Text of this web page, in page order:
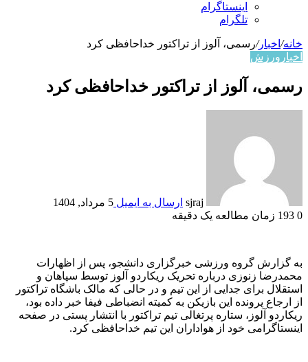
اینستاگرام
تلگرام
خانه/ اخبار/رسمی، آلوز از تراکتور خداحافظی کرد
اخبار ورزش
رسمی، آلوز از تراکتور خداحافظی کرد
sjraj ارسال به ایمیل 5 مرداد, 1404
0
زمان مطالعه یک دقیقه
به گزارش گروه ورزشی خبرگزاری دانشجو، پس از اظهارات
محمدرضا زنوزی درباره تحریک ریکاردو آلوز توسط سپاهان و
استقلال برای جدایی از این تیم و در حالی که مالک باشگاه تراکتور
از ارجاع پرونده این بازیکن به کمیته انضباطی فیفا خبر داده بود،
ریکاردو آلوز، ستاره پرتغالی تیم تراکتور با انتشار پستی در صفحه
اینستاگرامی خود از هواداران این تیم خداحافظی کرد.